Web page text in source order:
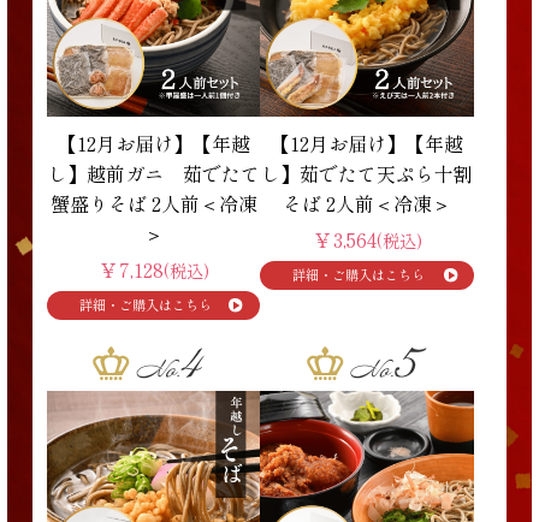
【12月お届け】【年越
し】越前ガニ 茹でたて
蟹盛りそば 2人前＜冷凍
＞
￥7,128(税込)
【12月お届け】【年越
し】茹でたて天ぷら十割
そば 2人前＜冷凍＞
￥3,564(税込)